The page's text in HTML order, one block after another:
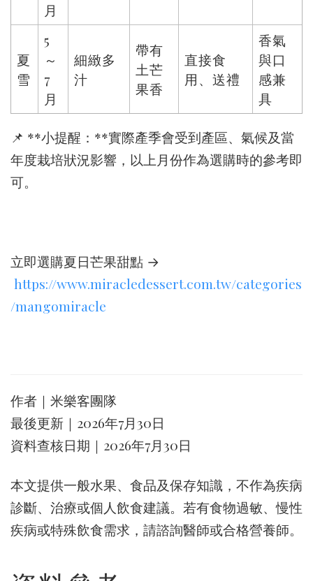
月
夏
雪
5
～
7
月
細緻多
汁
帶有
土芒
果香
直接食
用、送禮
香氣
與口
感兼
具
📌 **小提醒：**實際產季會受到產區、氣候及當
年度栽培狀況影響，以上月份作為選購時的參考即
可。
立即選購夏日芒果甜點 →
https://www.miracledessert.com.tw/categories
/mangomiracle
作者｜米樂客團隊
最後更新｜2026年7月30日
資料查核日期｜2026年7月30日
本文提供一般水果、食品及保存知識，不作為疾病
診斷、治療或個人飲食建議。若有食物過敏、慢性
疾病或特殊飲食需求，請諮詢醫師或合格營養師。